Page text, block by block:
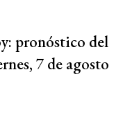
pronóstico del
7 de agosto